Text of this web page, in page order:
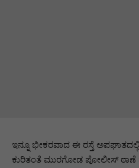
ಇನ್ನೂ ಭೀಕರವಾದ ಈ ರಸ್ತೆ
ಕುರಿತಂತೆ ಮುರಗೋಡ ಪೋಲೀಸ್ ಠಾಣೆ